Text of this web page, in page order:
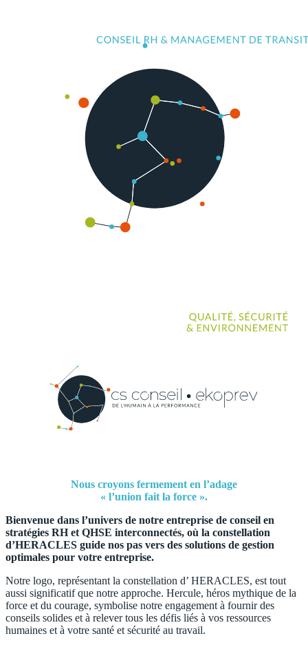
Nous croyons fermement en l’adage
« l’union fait la force ».
Bienvenue dans l’univers de notre entreprise de conseil en
stratégies RH et QHSE interconnectés, où la constellation
d’HERACLES guide nos pas vers des solutions de gestion
optimales pour votre entreprise.
Notre logo, représentant la constellation d’ HERACLES, est tout
aussi significatif que notre approche. Hercule, héros mythique de la
force et du courage, symbolise notre engagement à fournir des
conseils solides et à relever tous les défis liés à vos ressources
humaines et à votre santé et sécurité au travail.